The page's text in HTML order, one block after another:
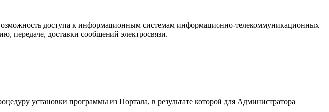
доступа к информационным системам информационно-телекоммуникационных
передаче, доставки сообщений электросвязи.
установки программы из Портала, в результате которой для Администратора